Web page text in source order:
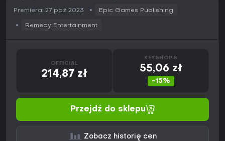
Premiera: 27 paź 2023 Epic Games Publishing
Remedy Entertainment
OFFICIAL
214,87 zł
KEYSHOPS
55,06 zł
-15%
Przejdź do sklepu
Zobacz historię cen